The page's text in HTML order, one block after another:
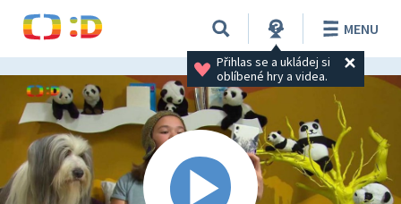
Přihlas se a ukládej si
oblíbené hry a videa.
MENU